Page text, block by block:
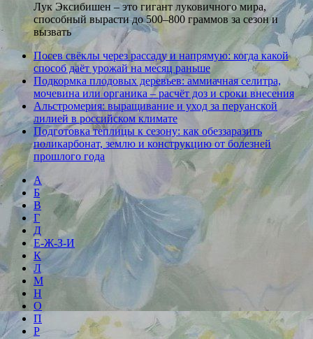
Лук Эксибишен – это гигант луковичного мира,
способный вырасти до 500–800 граммов за сезон и
вызвать
Посев свёклы через рассаду и напрямую: когда какой
способ даёт урожай на месяц раньше
Подкормка плодовых деревьев: аммиачная селитра,
мочевина или органика – расчёт доз и сроки внесения
Альстромерия: выращивание и уход за перуанской
лилией в российском климате
Подготовка теплицы к сезону: как обеззаразить
поликарбонат, землю и конструкцию от болезней
прошлого года
А
Б
В
Г
Д
Е-Ж-З-И
К
Л
М
Н
О
П
Р